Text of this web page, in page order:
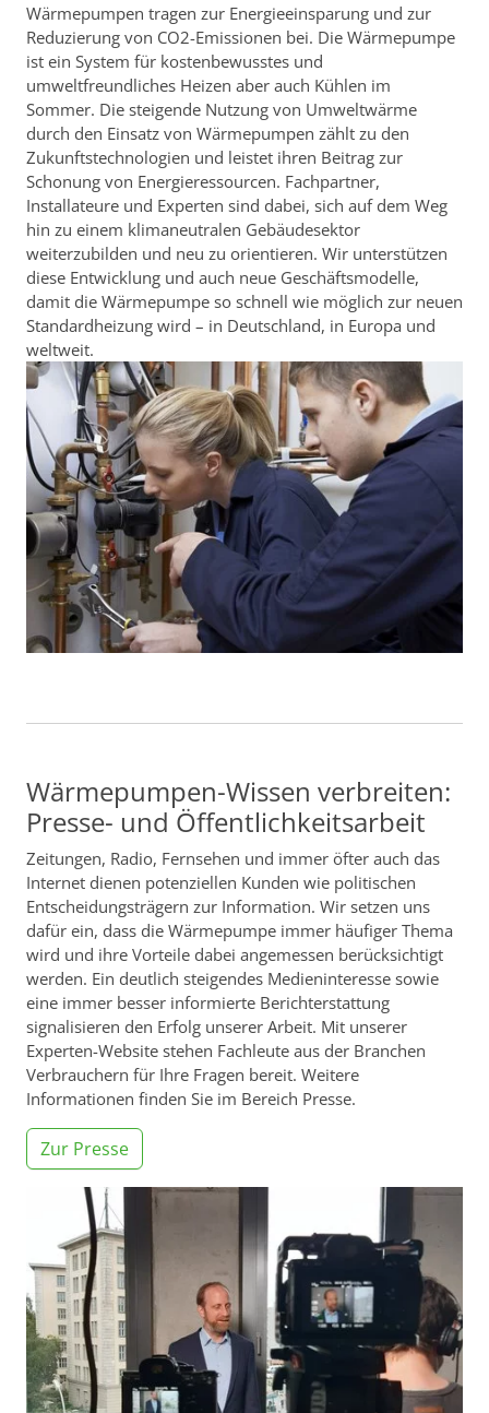
Wärmepumpen tragen zur Energieeinsparung und zur
Reduzierung von CO2-Emissionen bei. Die Wärmepumpe
ist ein System für kostenbewusstes und
umweltfreundliches Heizen aber auch Kühlen im
Sommer. Die steigende Nutzung von Umweltwärme
durch den Einsatz von Wärmepumpen zählt zu den
Zukunftstechnologien und leistet ihren Beitrag zur
Schonung von Energieressourcen. Fachpartner,
Installateure und Experten sind dabei, sich auf dem Weg
hin zu einem klimaneutralen Gebäudesektor
weiterzubilden und neu zu orientieren. Wir unterstützen
diese Entwicklung und auch neue Geschäftsmodelle,
damit die Wärmepumpe so schnell wie möglich zur neuen
Standardheizung wird – in Deutschland, in Europa und
weltweit.
Wärmepumpen-Wissen verbreiten:
Presse- und Öffentlichkeitsarbeit
Zeitungen, Radio, Fernsehen und immer öfter auch das
Internet dienen potenziellen Kunden wie politischen
Entscheidungsträgern zur Information. Wir setzen uns
dafür ein, dass die Wärmepumpe immer häufiger Thema
wird und ihre Vorteile dabei angemessen berücksichtigt
werden. Ein deutlich steigendes Medieninteresse sowie
eine immer besser informierte Berichterstattung
signalisieren den Erfolg unserer Arbeit. Mit unserer
Experten-Website stehen Fachleute aus der Branchen
Verbrauchern für Ihre Fragen bereit. Weitere
Informationen finden Sie im Bereich Presse.
Zur Presse